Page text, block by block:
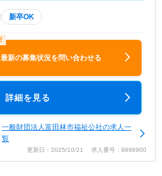
新卒OK
最新の募集状況を問い合わせる
詳細を見る
一般財団法人富田林市福祉公社の求人一
覧
更新日：2025/10/21 求人番号：9898900